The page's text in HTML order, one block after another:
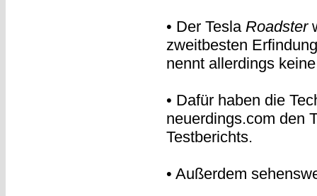
• Der Tesla Roadster
zweitbesten
nennt allerdings
• Dafür haben die
neuerdings.com den
Testberichts.
• Außerdem